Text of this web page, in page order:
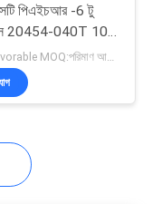
পিএইচআর -6 টু
20454-040T 10.1